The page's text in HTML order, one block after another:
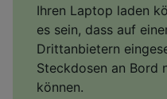
Ihren Laptop laden
es sein, dass auf
Drittanbietern
Steckdosen an Bord
können.